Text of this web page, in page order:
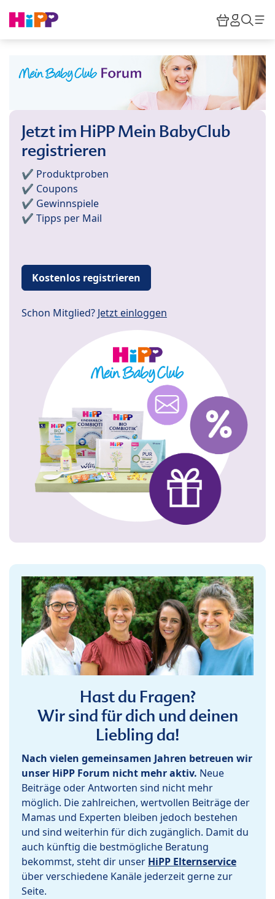
HiPP
Jetzt im HiPP Mein BabyClub
registrieren
✔️ Produktproben
✔️ Coupons
✔️ Gewinnspiele
✔️ Tipps per Mail
Kostenlos registrieren
Schon Mitglied? Jetzt einloggen
Hast du Fragen?
Wir sind für dich und deinen
Liebling da!
Nach vielen gemeinsamen Jahren betreuen wir
unser HiPP Forum nicht mehr aktiv. Neue
Beiträge oder Antworten sind nicht mehr
möglich. Die zahlreichen, wertvollen Beiträge der
Mamas und Experten bleiben jedoch bestehen
und sind weiterhin für dich zugänglich. Damit du
auch künftig die bestmögliche Beratung
bekommst, steht dir unser HiPP Elternservice
über verschiedene Kanäle jederzeit gerne zur
Seite.